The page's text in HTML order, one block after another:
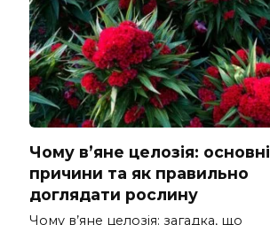
Чому в’яне целозія: основні
причини та як правильно
доглядати рослину
Чому в’яне целозія: загадка, що